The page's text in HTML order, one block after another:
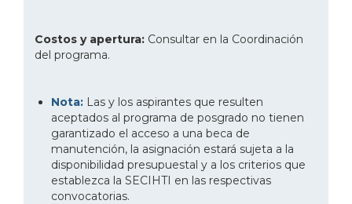
Costos y apertura: Consultar en la Coordinación
del programa.
Nota: Las y los aspirantes que resulten
aceptados al programa de posgrado no tienen
garantizado el acceso a una beca de
manutención, la asignación estará sujeta a la
disponibilidad presupuestal y a los criterios que
establezca la SECIHTI en las respectivas
convocatorias.